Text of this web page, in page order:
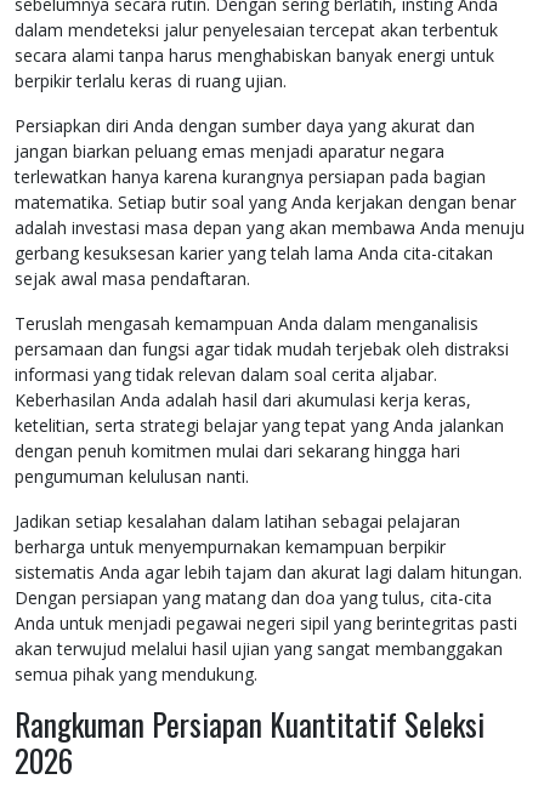
sebelumnya secara rutin. Dengan sering berlatih, insting Anda
dalam mendeteksi jalur penyelesaian tercepat akan terbentuk
secara alami tanpa harus menghabiskan banyak energi untuk
berpikir terlalu keras di ruang ujian.
Persiapkan diri Anda dengan sumber daya yang akurat dan
jangan biarkan peluang emas menjadi aparatur negara
terlewatkan hanya karena kurangnya persiapan pada bagian
matematika. Setiap butir soal yang Anda kerjakan dengan benar
adalah investasi masa depan yang akan membawa Anda menuju
gerbang kesuksesan karier yang telah lama Anda cita-citakan
sejak awal masa pendaftaran.
Teruslah mengasah kemampuan Anda dalam menganalisis
persamaan dan fungsi agar tidak mudah terjebak oleh distraksi
informasi yang tidak relevan dalam soal cerita aljabar.
Keberhasilan Anda adalah hasil dari akumulasi kerja keras,
ketelitian, serta strategi belajar yang tepat yang Anda jalankan
dengan penuh komitmen mulai dari sekarang hingga hari
pengumuman kelulusan nanti.
Jadikan setiap kesalahan dalam latihan sebagai pelajaran
berharga untuk menyempurnakan kemampuan berpikir
sistematis Anda agar lebih tajam dan akurat lagi dalam hitungan.
Dengan persiapan yang matang dan doa yang tulus, cita-cita
Anda untuk menjadi pegawai negeri sipil yang berintegritas pasti
akan terwujud melalui hasil ujian yang sangat membanggakan
semua pihak yang mendukung.
Rangkuman Persiapan Kuantitatif Seleksi
2026